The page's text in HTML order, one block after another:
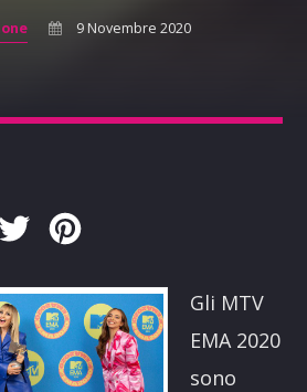
9 Novembre 2020
Twitter
Gli MTV
EMA 2020
sono